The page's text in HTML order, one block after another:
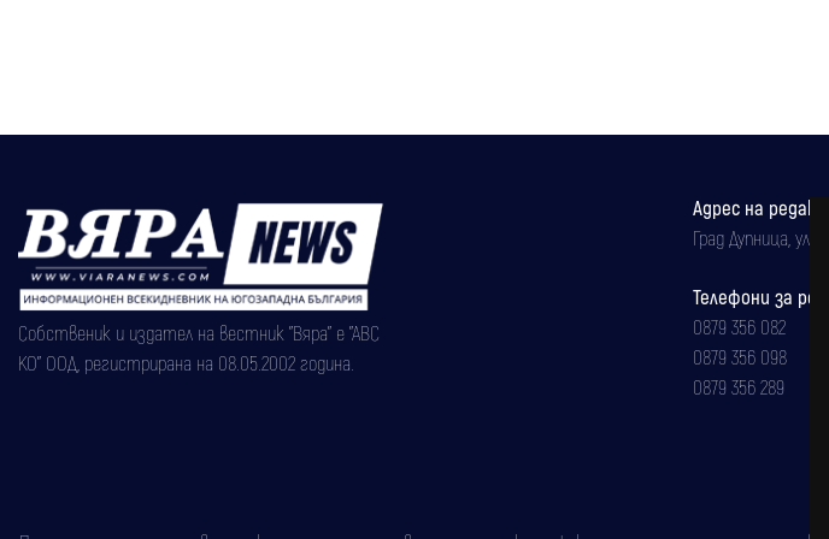
Собственик и издател на вестник "Вяра" е "АВС
КО" ООД, регистрирана на 08.05.2002 година.
Адрес на
Град Дупница,
Телефони за
0879 356 082
0879 356 098
0879 356 289